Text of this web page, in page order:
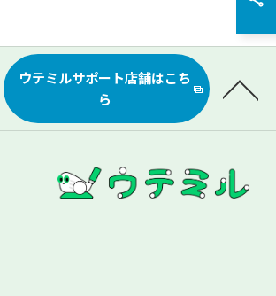
ウテミルサポート店舗はこち
ら